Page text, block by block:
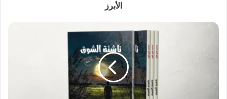
الأبرز